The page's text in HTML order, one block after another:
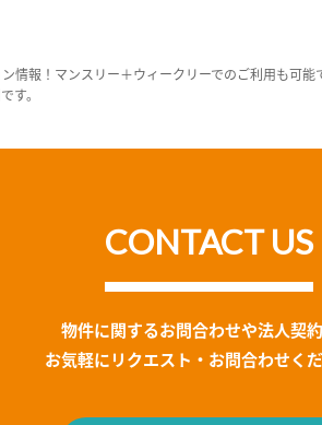
情報！マンスリー＋ウィークリーでのご利用も可
す。
CONTACT US
物件に関するお問合わせや法人契約
お気軽にリクエスト・お問合わせくだ